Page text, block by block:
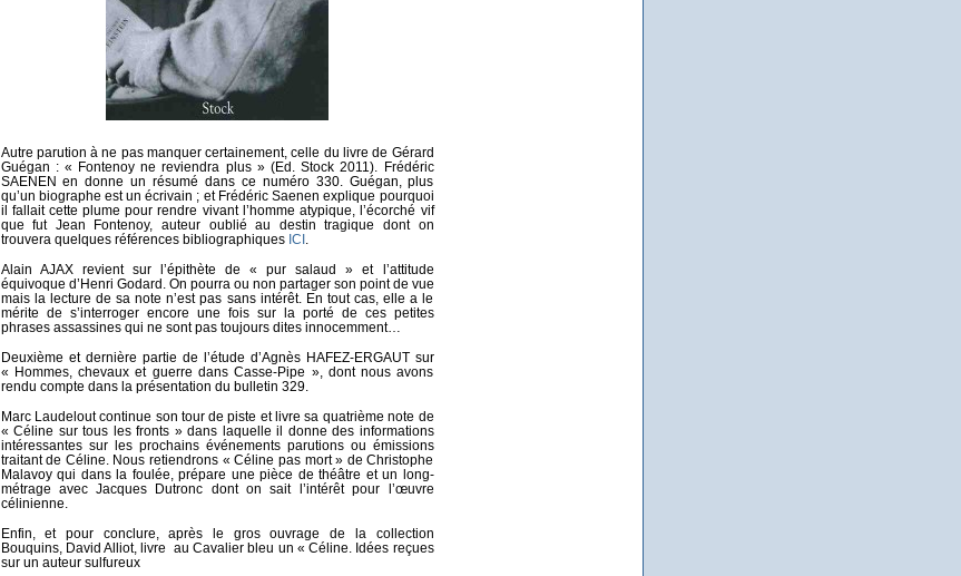
Autre parution à ne pas manquer certainement, celle du livre de Gérard
Guégan : « Fontenoy ne reviendra plus » (Ed. Stock 2011). Frédéric
SAENEN en donne un résumé dans ce numéro 330. Guégan, plus
qu’un biographe est un écrivain ; et Frédéric Saenen explique pourquoi
il fallait cette plume pour rendre vivant l’homme atypique, l’écorché vif
que fut Jean Fontenoy, auteur oublié au destin tragique dont on
trouvera quelques références bibliographiques ICI.
Alain AJAX revient sur l’épithète de « pur salaud » et l’attitude
équivoque d’Henri Godard. On pourra ou non partager son point de vue
mais la lecture de sa note n’est pas sans intérêt. En tout cas, elle a le
mérite de s’interroger encore une fois sur la porté de ces petites
phrases assassines qui ne sont pas toujours dites innocemment…
Deuxième et dernière partie de l’étude d’Agnès HAFEZ-ERGAUT sur
« Hommes, chevaux et guerre dans Casse-Pipe », dont nous avons
rendu compte dans la présentation du bulletin 329.
Marc Laudelout continue son tour de piste et livre sa quatrième note de
« Céline sur tous les fronts » dans laquelle il donne des informations
intéressantes sur les prochains événements parutions ou émissions
traitant de Céline. Nous retiendrons « Céline pas mort » de Christophe
Malavoy qui dans la foulée, prépare une pièce de théâtre et un long-
métrage avec Jacques Dutronc dont on sait l’intérêt pour l’œuvre
célinienne.
Enfin, et pour conclure, après le gros ouvrage de la collection
Bouquins, David Alliot, livre au Cavalier bleu un « Céline. Idées reçues
sur un auteur sulfureux